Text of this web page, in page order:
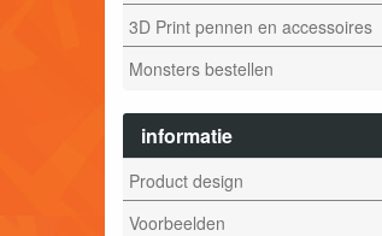
3D Print pennen en accessoires
Monsters bestellen
informatie
Product design
Voorbeelden